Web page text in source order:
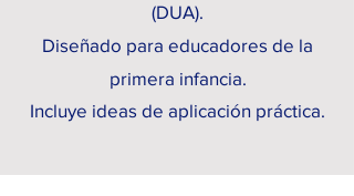
(DUA).
Diseñado para educadores de la
primera infancia.
Incluye ideas de aplicación práctica.